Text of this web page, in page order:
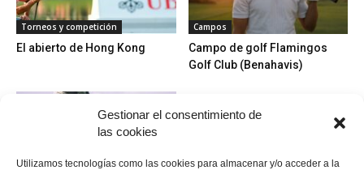
Gestionar el consentimiento de
las cookies
Utilizamos tecnologías como las cookies para almacenar y/o acceder a la
Torneos y competición
El abierto de Hong Kong
Campos
Campo de golf Flamingos
Golf Club (Benahavis)